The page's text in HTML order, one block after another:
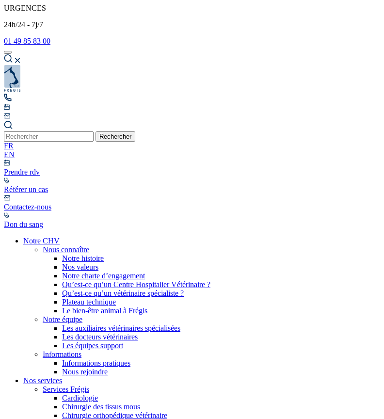
URGENCES
24h/24 - 7j/7
01 49 85 83 00
Rechercher
FR
EN
Prendre rdv
Référer un cas
Contactez-nous
Don du sang
Notre CHV
Nous connaître
Notre histoire
Nos valeurs
Notre charte d’engagement
Qu’est-ce qu’un Centre Hospitalier Vétérinaire ?
Qu’est-ce qu’un vétérinaire spécialiste ?
Plateau technique
Le bien-être animal à Frégis
Notre équipe
Les auxiliaires vétérinaires spécialisées
Les docteurs vétérinaires
Les équipes support
Informations
Informations pratiques
Nous rejoindre
Nos services
Services Frégis
Cardiologie
Chirurgie des tissus mous
Chirurgie orthopédique vétérinaire